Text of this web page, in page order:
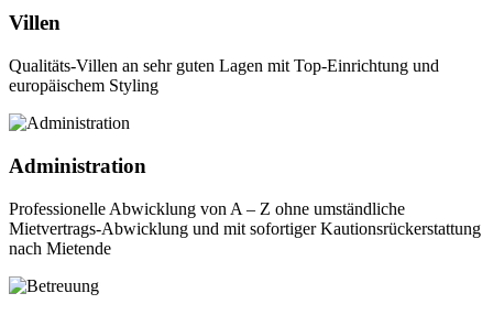
Villen
Qualitäts-Villen an sehr guten Lagen mit Top-Einrichtung und
europäischem Styling
Administration
Professionelle Abwicklung von A – Z ohne umständliche
Mietvertrags-Abwicklung und mit sofortiger Kautionsrückerstattung
nach Mietende